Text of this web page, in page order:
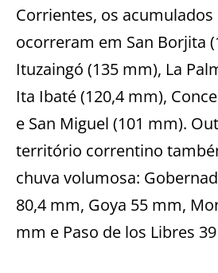
Corrientes, os
ocorreram em San Borjita
Ituzaingó (135 mm), La
Ita Ibaté (120,4 mm),
e San Miguel (101 mm).
território correntino
chuva volumosa:
80,4 mm, Goya 55 mm,
mm e Paso de los Libres